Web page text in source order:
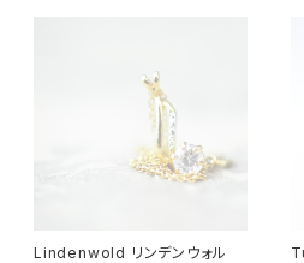
Lindenwold リンデンウォル